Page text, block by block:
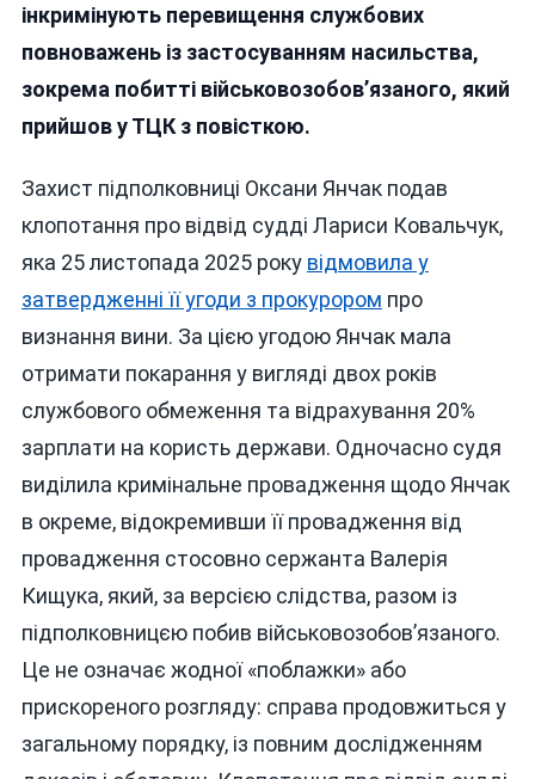
М’яке
Покарання
Для
Підполковниці
інкримінують перевищення службових
повноважень із застосуванням насильства,
зокрема побитті військовозобов’язаного, який
прийшов у ТЦК з повісткою.
Захист підполковниці Оксани Янчак подав
клопотання про відвід судді Лариси Ковальчук,
яка 25 листопада 2025 року відмовила у
затвердженні її угоди з прокурором про
визнання вини. За цією угодою Янчак мала
отримати покарання у вигляді двох років
службового обмеження та відрахування 20%
зарплати на користь держави. Одночасно судя
виділила кримінальне провадження щодо Янчак
в окреме, відокремивши її провадження від
провадження стосовно сержанта Валерія
Кищука, який, за версією слідства, разом із
підполковницєю побив військовозобов’язаного.
Це не означає жодної «поблажки» або
прискореного розгляду: справа продовжиться у
загальному порядку, із повним дослідженням